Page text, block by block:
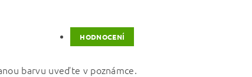
HODNOCENÍ
barvu uveďte v poznámce.